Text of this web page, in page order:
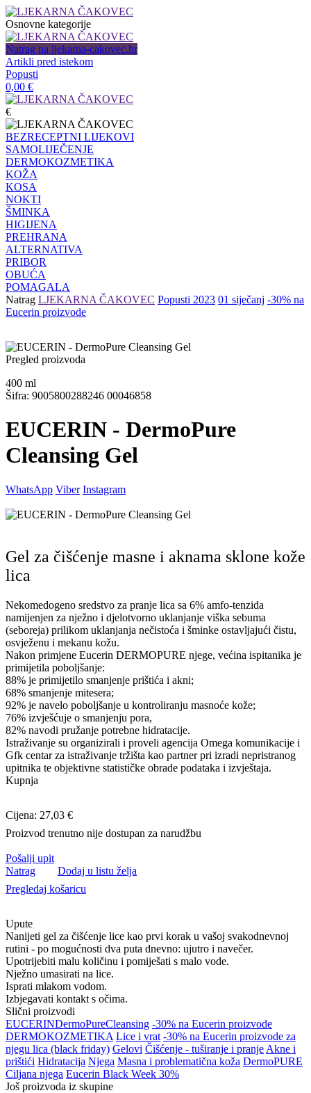
Osnovne kategorije
Natrag na ljekarna-cakovec.hr
Artikli pred istekom
Popusti
0,00 €
€
BEZRECEPTNI LIJEKOVI
SAMOLIJEČENJE
DERMOKOZMETIKA
KOŽA
KOSA
NOKTI
ŠMINKA
HIGIJENA
PREHRANA
ALTERNATIVA
PRIBOR
OBUĆA
POMAGALA
Natrag LJEKARNA ČAKOVEC Popusti 2023 01 siječanj -30% na
Eucerin proizvode
Pregled proizvoda
400 ml
Šifra: 9005800288246 00046858
EUCERIN - DermoPure
Cleansing Gel
WhatsApp Viber Instagram
Gel za čišćenje masne i aknama sklone kože
lica
Nekomedogeno sredstvo za pranje lica sa 6% amfo-tenzida
namijenjen za nježno i djelotvorno uklanjanje viška sebuma
(seboreja) prilikom uklanjanja nečistoća i šminke ostavljajući čistu,
osvježenu i mekanu kožu.
Nakon primjene Eucerin DERMOPURE njege, većina ispitanika je
primijetila poboljšanje:
88% je primijetilo smanjenje prištića i akni;
68% smanjenje mitesera;
92% je navelo poboljšanje u kontroliranju masnoće kože;
76% izvješćuje o smanjenju pora,
82% navodi pružanje potrebne hidratacije.
Istraživanje su organizirali i proveli agencija Omega komunikacije i
Gfk centar za istraživanje tržišta kao partner pri izradi nepristranog
upitnika te objektivne statističke obrade podataka i izvještaja.
Kupnja
Cijena: 27,03 €
Proizvod trenutno nije dostupan za narudžbu
Pošalji upit
Natrag
Dodaj u listu želja
Pregledaj košaricu
Upute
Nanijeti gel za čišćenje lice kao prvi korak u vašoj svakodnevnoj
rutini - po mogućnosti dva puta dnevno: ujutro i navečer.
Upotrijebiti malu količinu i pomiješati s malo vode.
Nježno umasirati na lice.
Isprati mlakom vodom.
Izbjegavati kontakt s očima.
Slični proizvodi
EUCERINDermoPureCleansing -30% na Eucerin proizvode
DERMOKOZMETIKA Lice i vrat -30% na Eucerin proizvode za
njegu lica (black friday) Gelovi Čišćenje - tuširanje i pranje Akne i
prištići Hidratacija Njega Masna i problematična koža DermoPURE
Ciljana njega Eucerin Black Week 30%
Još proizvoda iz skupine